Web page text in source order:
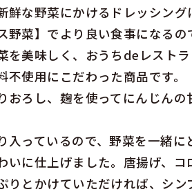
鮮な野菜にかけるドレッシン
野菜】でより良い食事になる
を美味しく、おうちdeレストラ
使用にこだわった商品です。
おろし、麹を使ってにんじん
入っているので、野菜を一緒
いに仕上げました。唐揚げ、
りとかけていただければ、シ